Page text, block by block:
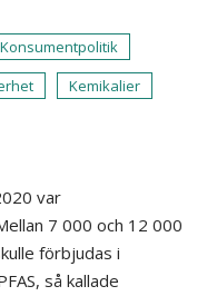
Konsumentpolitik
Kemikalier
var
7 000 och 12 000
förbjudas i
så kallade